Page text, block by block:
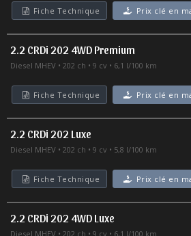
Fiche Technique Prix clé en
2.2 CRDi 202 4WD Premium
Diesel MHEV 202 ch 9 cv 6,1 l/100 km
Fiche Technique Prix clé en
2.2 CRDi 202 Luxe
Diesel MHEV 202 ch 9 cv 5,8 l/100 km
Fiche Technique Prix clé en
2.2 CRDi 202 4WD Luxe
Diesel MHEV 202 ch 9 cv 6,1 l/100 km